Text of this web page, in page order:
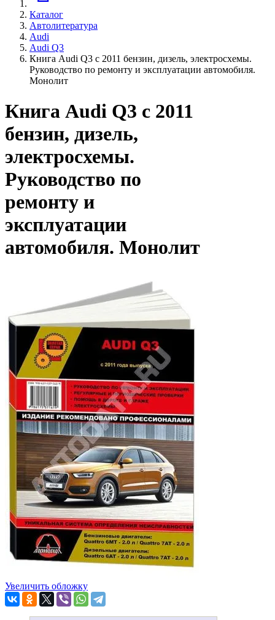
Каталог
Автолитература
Audi
Audi Q3
Книга Audi Q3 c 2011 бензин, дизель, электросхемы.
Руководство по ремонту и эксплуатации автомобиля.
Монолит
Книга Audi Q3 c 2011
бензин, дизель,
электросхемы.
Руководство по
ремонту и
эксплуатации
автомобиля. Монолит
Увеличить обложку